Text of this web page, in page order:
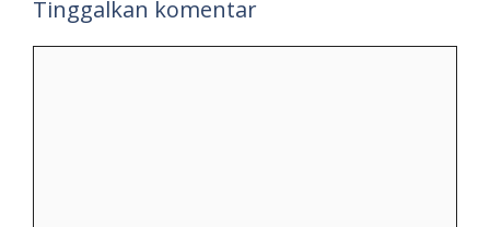
Tinggalkan komentar